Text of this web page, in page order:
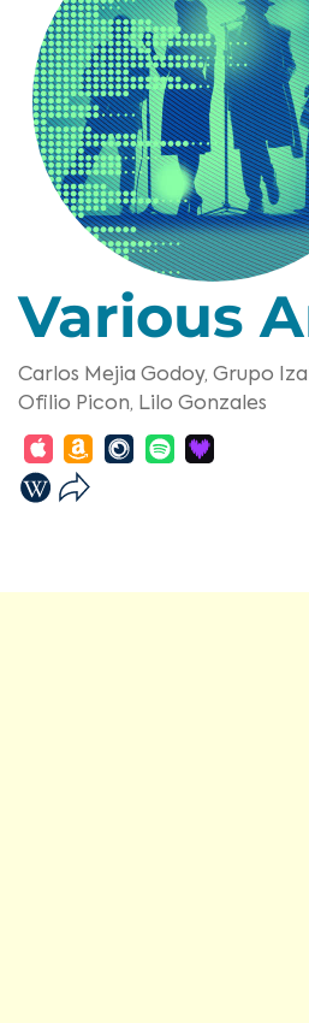
Various
Carlos Mejia Godoy, Grupo
Ofilio Picon, Lilo Gonzales